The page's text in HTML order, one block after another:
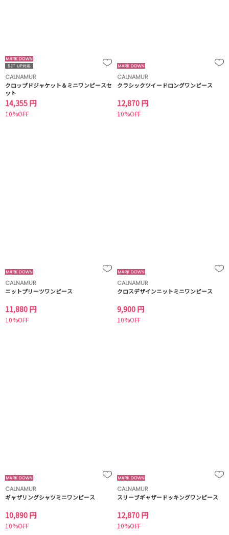
CALNAMUR
クロップドジャケット＆ミニワンピースセ
ット
14,355 円
10%OFF
CALNAMUR
クラシックツイードロングワンピース
12,870 円
10%OFF
CALNAMUR
ニットプリーツワンピース
11,880 円
10%OFF
CALNAMUR
クロスデザインニットミニワンピース
9,900 円
10%OFF
CALNAMUR
ギャザリングシャツミニワンピース
10,890 円
10%OFF
CALNAMUR
スリーブギャザードッキングワンピース
12,870 円
10%OFF